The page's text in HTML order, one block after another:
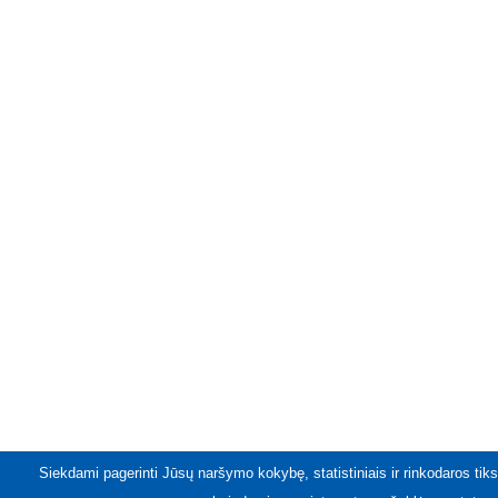
Siekdami pagerinti Jūsų naršymo kokybę, statistiniais ir rinkodaros